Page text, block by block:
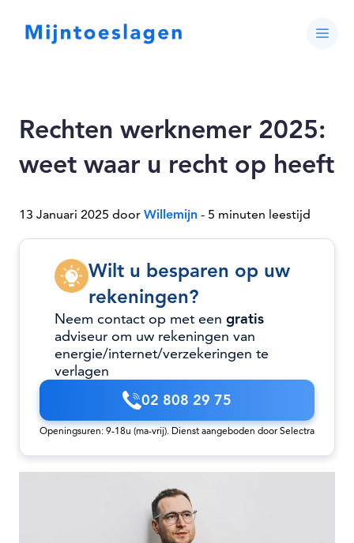
Rechten werknemer 2025:
weet waar u recht op heeft
13 Januari 2025 door Willemijn - 5 minuten leestijd
Wilt u besparen op uw
rekeningen?
Neem contact op met een gratis
adviseur om uw rekeningen van
energie/internet/verzekeringen te
verlagen
02 808 29 75
Openingsuren: 9-18u (ma-vrij). Dienst aangeboden door Selectra